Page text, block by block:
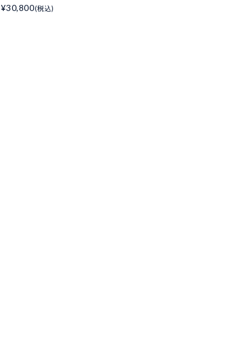
¥30,800(税込)